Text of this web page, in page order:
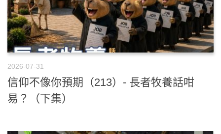
2026-07-31
信仰不像你預期（213）- 長者牧養話咁
易？（下集）